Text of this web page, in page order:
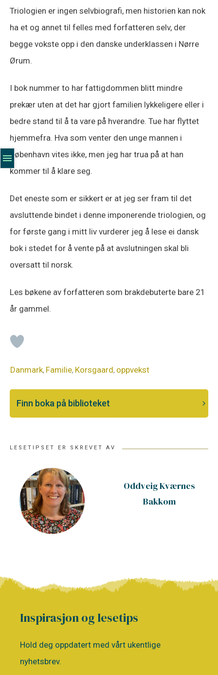
Triologien er ingen selvbiografi, men historien kan nok
ha et og annet til felles med forfatteren selv, der
begge vokste opp i den danske underklassen i Nørre
Ørum.
I bok nummer to har fattigdommen blitt mindre
prekær uten at det har gjort familien lykkeligere eller i
bedre stand til å ta vare på hverandre. Tue har flyttet
hjemmefra. Hva som venter den unge mannen i
København vites ikke, men jeg har trua på at han
kommer til å klare seg.
Det eneste som er sikkert er at jeg ser fram til det
avsluttende bindet i denne imponerende triologien, og
for første gang i mitt liv vurderer jeg å lese ei dansk
bok i stedet for å vente på at avslutningen skal bli
oversatt til norsk.
Les bøkene av forfatteren som brakdebuterte bare 21
år gammel.
Danmark, Familie, Korsgaard, oppvekst
Finn boka på biblioteket
LESETIPSET ER SKREVET AV
Oddveig Kværnes
Bakkom
Inspirasjon og lesetips
Hold deg oppdatert med vårt ukentlige
nyhetsbrev.